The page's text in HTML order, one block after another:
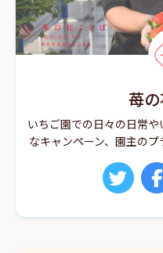
苺
いちご園での日々の日常
なキャンペーン、園主のプ